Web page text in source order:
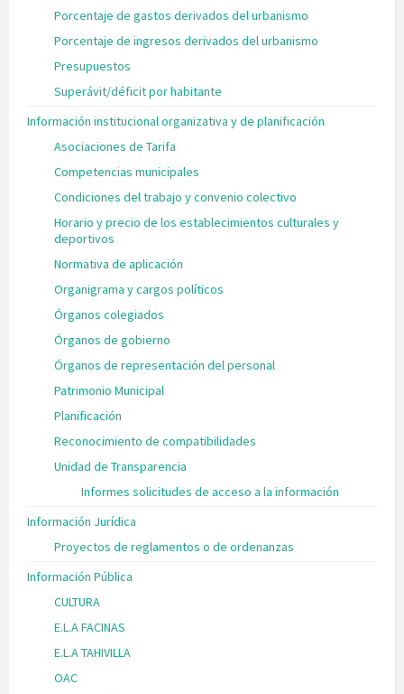
Porcentaje de gastos derivados del urbanismo
Porcentaje de ingresos derivados del urbanismo
Presupuestos
Superávit/déficit por habitante
Información institucional organizativa y de planificación
Asociaciones de Tarifa
Competencias municipales
Condiciones del trabajo y convenio colectivo
Horario y precio de los establecimientos culturales y
deportivos
Normativa de aplicación
Organigrama y cargos políticos
Órganos colegiados
Órganos de gobierno
Órganos de representación del personal
Patrimonio Municipal
Planificación
Reconocimiento de compatibilidades
Unidad de Transparencia
Informes solicitudes de acceso a la información
Información Jurídica
Proyectos de reglamentos o de ordenanzas
Información Pública
CULTURA
E.L.A FACINAS
E.L.A TAHIVILLA
OAC